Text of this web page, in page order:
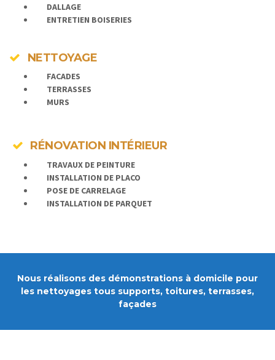
DALLAGE
ENTRETIEN BOISERIES
NETTOYAGE
FACADES
TERRASSES
MURS
RÉNOVATION INTÉRIEUR
TRAVAUX DE PEINTURE
INSTALLATION DE PLACO
POSE DE CARRELAGE
INSTALLATION DE PARQUET
Nous réalisons des démonstrations à domicile pour
les nettoyages tous supports, toitures, terrasses,
façades